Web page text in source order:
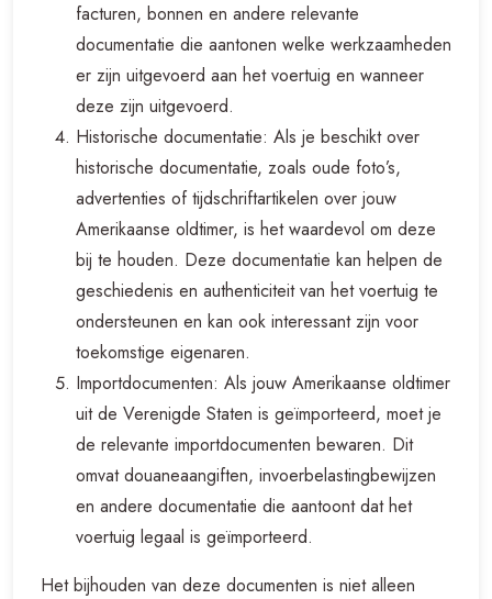
facturen, bonnen en andere relevante
documentatie die aantonen welke werkzaamheden
er zijn uitgevoerd aan het voertuig en wanneer
deze zijn uitgevoerd.
Historische documentatie: Als je beschikt over
historische documentatie, zoals oude foto’s,
advertenties of tijdschriftartikelen over jouw
Amerikaanse oldtimer, is het waardevol om deze
bij te houden. Deze documentatie kan helpen de
geschiedenis en authenticiteit van het voertuig te
ondersteunen en kan ook interessant zijn voor
toekomstige eigenaren.
Importdocumenten: Als jouw Amerikaanse oldtimer
uit de Verenigde Staten is geïmporteerd, moet je
de relevante importdocumenten bewaren. Dit
omvat douaneaangiften, invoerbelastingbewijzen
en andere documentatie die aantoont dat het
voertuig legaal is geïmporteerd.
Het bijhouden van deze documenten is niet alleen